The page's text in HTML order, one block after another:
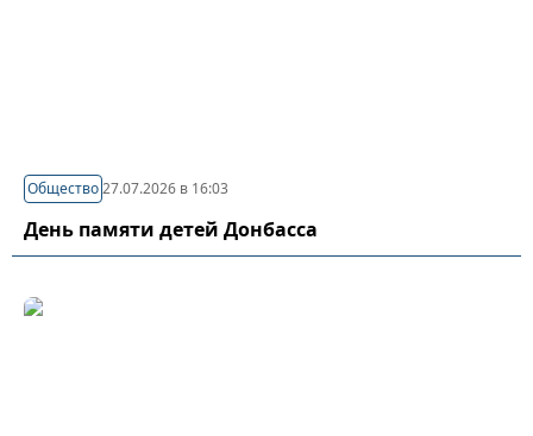
Общество27.07.2026 в 16:03
День памяти детей Донбасса